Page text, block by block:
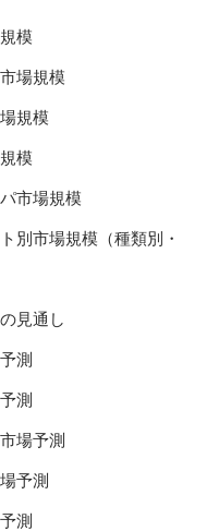
模
場規模
規模
模
市場規模
別市場規模（種類別・
見通し
測
測
場予測
予測
測